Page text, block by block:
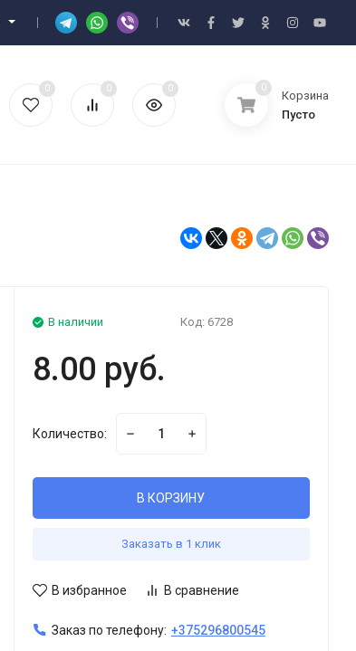
0 0 0 0
Корзина
Пусто
В наличии Код: 6728
8.00 руб.
Количество:
В КОРЗИНУ
Заказать в 1 клик
В избранное В сравнение
Заказ по телефону: +375296800545